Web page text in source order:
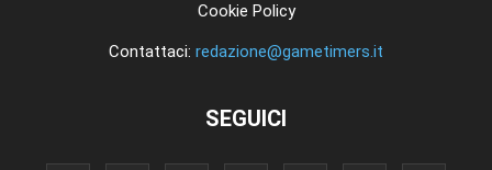
Cookie Policy
Contattaci: redazione@gametimers.it
SEGUICI